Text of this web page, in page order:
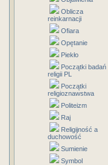
Oblicza
reinkarnacji
Ofiara
Opętanie
Piekło
Początki badań
religii PL
Początki
religioznawstwa
Politeizm
Raj
Religijność a
duchowość
Sumienie
Symbol